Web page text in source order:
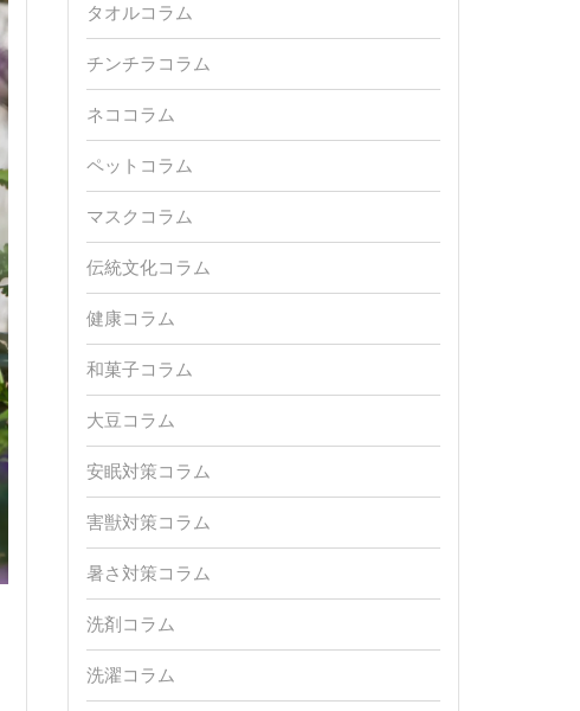
タオルコラム
チンチラコラム
ネココラム
ペットコラム
マスクコラム
伝統文化コラム
健康コラム
和菓子コラム
大豆コラム
安眠対策コラム
害獣対策コラム
暑さ対策コラム
洗剤コラム
洗濯コラム